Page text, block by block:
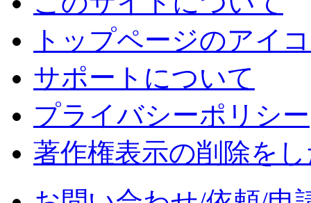
トップページのアイ
サポートについて
プライバシーポリシー
著作権表示の削除を